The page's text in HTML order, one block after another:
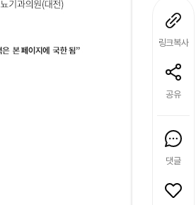
링크복사
공유
댓글